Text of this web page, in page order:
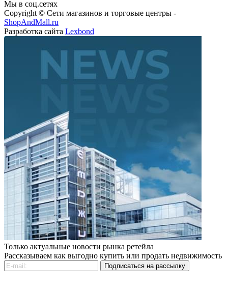
Copyright © Сети магазинов и торговые центры -
ShopAndMall.ru
Разработка сайта
Только актуальные новости рынка ретейла
Рассказываем как выгодно купить или продать недвижимость